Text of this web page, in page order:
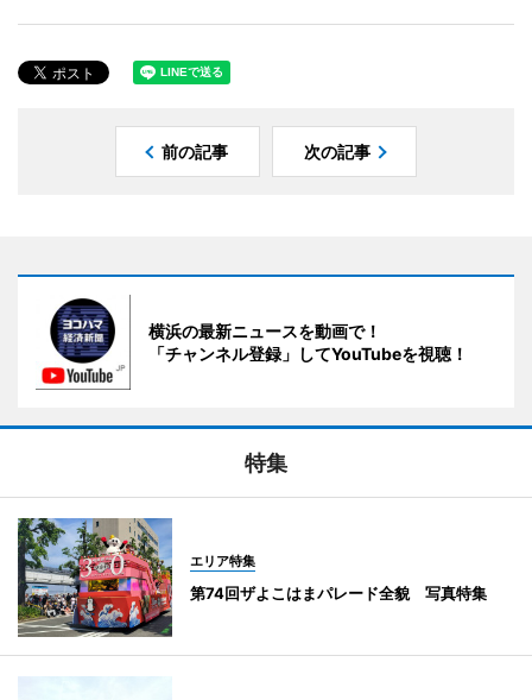
前の記事 次の記事
横浜の最新ニュースを動画で！
「チャンネル登録」してYouTubeを視聴！
特集
エリア特集
第74回ザよこはまパレード全貌 写真特集